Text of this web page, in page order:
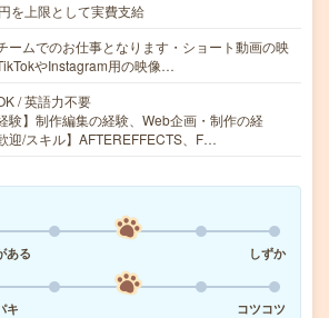
を上限として実費支給
ームでのお仕事となります・ショート動画の映
やInstagram用の映像…
/ 英語力不要
験】制作編集の経験、Web企画・制作の経
/スキル】AFTEREFFECTS、F…
ある
しずか
キ
コツコツ